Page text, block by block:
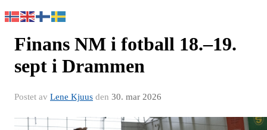
Finans NM i fotball 18.–19.
sept i Drammen
Postet av Lene Kjuus den 30. mar 2026